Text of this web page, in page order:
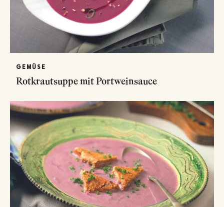
GEMÜSE
Rotkrautsuppe mit Portweinsauce